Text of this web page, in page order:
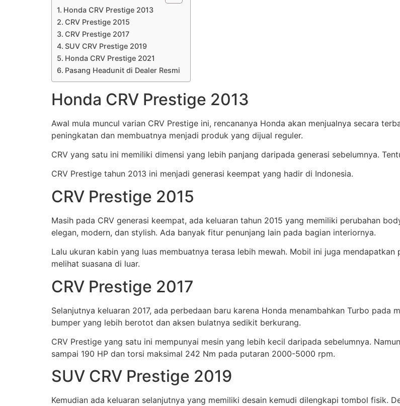
Honda CRV Prestige 2013
CRV Prestige 2015
CRV Prestige 2017
SUV CRV Prestige 2019
Honda CRV Prestige 2021
Pasang Headunit di Dealer Resmi
Honda CRV Prestige 2013
Awal mula muncul varian CRV Prestige ini, rencananya Honda akan menjualnya secara
peningkatan dan membuatnya menjadi produk yang dijual reguler.
CRV yang satu ini memiliki dimensi yang lebih panjang daripada generasi sebelumnya.
CRV Prestige tahun 2013 ini menjadi generasi keempat yang hadir di Indonesia.
CRV Prestige 2015
Masih pada CRV generasi keempat, ada keluaran tahun 2015 yang memiliki perubahan
elegan, modern, dan stylish. Ada banyak fitur penunjang lain pada bagian interiornya.
Lalu ukuran kabin yang luas membuatnya terasa lebih mewah. Mobil ini juga
melihat suasana di luar.
CRV Prestige 2017
Selanjutnya keluaran 2017, ada perbedaan baru karena Honda menambahkan Turbo pada
bumper yang lebih berotot dan aksen bulatnya sedikit berkurang.
CRV Prestige yang satu ini mempunyai mesin yang lebih kecil daripada sebelumnya.
sampai 190 HP dan torsi maksimal 242 Nm pada putaran 2000-5000 rpm.
SUV CRV Prestige 2019
Kemudian ada keluaran selanjutnya yang memiliki desain kemudi dilengkapi tombol fisik.